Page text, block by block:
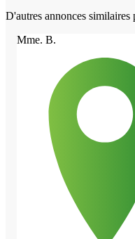
D'autres annonces similaires
Mme. B.